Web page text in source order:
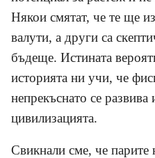
Някои смятат, че те ще
валути, а други са
бъдеще. Истината
историята ни учи, че
непрекъснато се
цивилизацията.
Свикнали сме, че парите